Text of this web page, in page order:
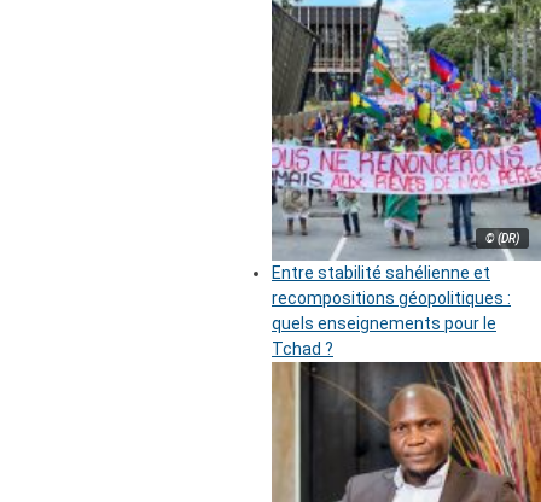
© (DR)
Entre stabilité sahélienne et
recompositions géopolitiques :
quels enseignements pour le
Tchad ?